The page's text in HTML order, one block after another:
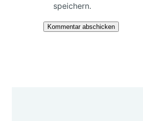
speichern.